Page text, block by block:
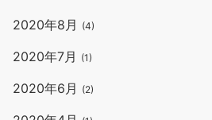
2020年8月 (4)
2020年7月 (1)
2020年6月 (2)